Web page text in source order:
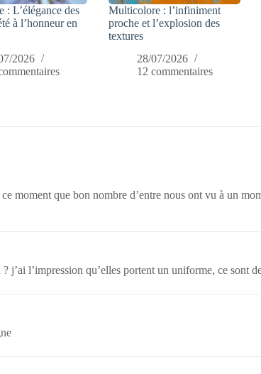
: L’élégance des
à l’honneur en
2026
Multicolore : l’infiniment
proche et l’explosion des
textures
28/07/2026
12 commentaires
moment que bon nombre d’entre nous ont vu à un
j’ai l’impression qu’elles portent un uniforme, ce sont